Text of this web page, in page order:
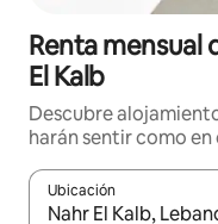
Renta mensual
El Kalb
Descubre
harán sentir como en
Ubicación
Cuando los